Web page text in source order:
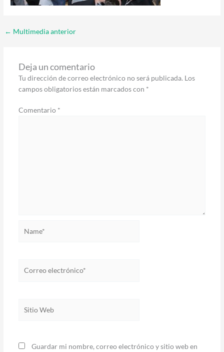
← Multimedia anterior
Deja un comentario
Tu dirección de correo electrónico no será publicada. Los
campos obligatorios están marcados con *
Comentario *
electrónico*
Web
Guardar mi nombre, correo electrónico y sitio web en